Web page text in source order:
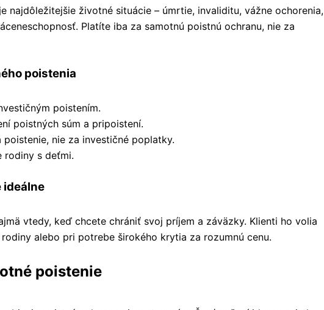
najdôležitejšie životné situácie – úmrtie, invaliditu, vážne ochorenia,
Platíte iba za samotnú poistnú ochranu, nie za
poistenia
poistením.
poistných súm a pripoistení.
poistenie, nie za investičné poplatky.
rodiny s deťmi.
ideálne
vtedy, keď chcete chrániť svoj príjem a záväzky. Klienti ho volia
alebo pri potrebe širokého krytia za rozumnú cenu.
poistenie